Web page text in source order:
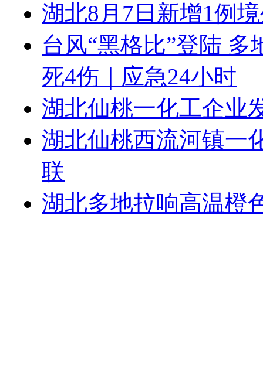
湖北8月7日新增1例
台风“黑格比”登陆
死4伤｜应急24小时
湖北仙桃一化工企业
湖北仙桃西流河镇一
联
湖北多地拉响高温橙